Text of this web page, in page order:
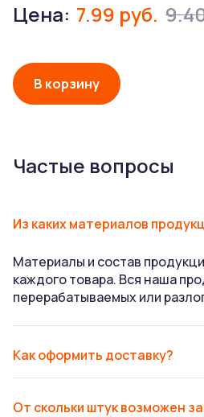
Цена: 7.99 руб.
В корзину
Частые вопросы
Из каких материалов
Материалы и состав
каждого товара. Вся наша
перерабатываемых или
Как оформить доставку?
От скольки штук возможен